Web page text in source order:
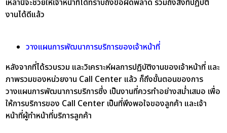
เหล่านี้จะช่วยให้เจ้าหน้าที่ได้ทราบถึงข้อผิดพลาด รวมถึงสิ่งที่ปฏิบัติ
งานได้ดีแล้ว
วางแผนการพัฒนาการบริการของเจ้าหน้าที่
หลังจากที่ได้รวบรวม และวิเคราะห์ผลการปฏิบัติงานของเจ้าหน้าที่ และ
ภาพรวมของหน่วยงาน Call Center แล้ว ก็ถึงขั้นตอนของการ
วางแผนการพัฒนาการบริการซึ่ง เป็นงานที่ควรทำอย่างสม่ำเสมอ เพื่อ
ให้การบริการของ Call Center เป็นที่พึงพอใจของลูกค้า และเจ้า
หน้าที่ผู้ทำหน้าที่บริการลูกค้า